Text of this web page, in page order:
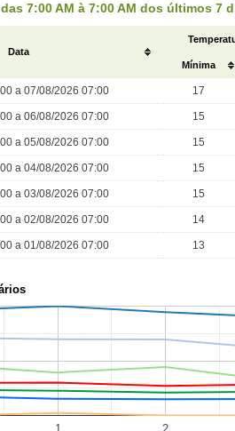
7:00 AM à 7:00 AM dos últimos 7
Data
Mínima
a 07/08/2026 07:00 17
a 06/08/2026 07:00 15
a 05/08/2026 07:00 15
a 04/08/2026 07:00 15
a 03/08/2026 07:00 15
a 02/08/2026 07:00 14
a 01/08/2026 07:00 13